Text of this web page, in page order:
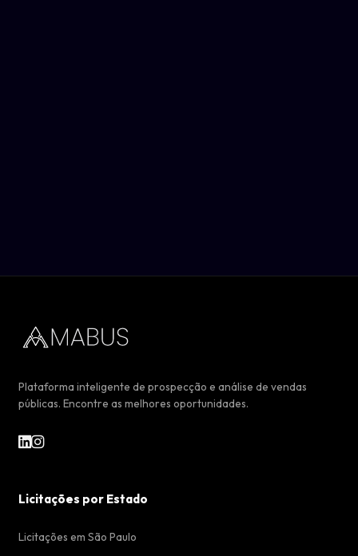
Plataforma inteligente de prospecção e análise de vendas
públicas. Encontre as melhores oportunidades.
Licitações por Estado
Licitações em São Paulo